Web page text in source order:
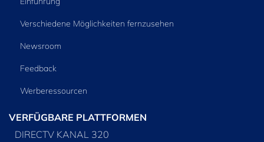
Verschiedene Möglichkeiten fernzusehen
Newsroom
Feedback
Werberessourcen
VERFÜGBARE PLATTFORMEN
DIRECTV KANAL 320